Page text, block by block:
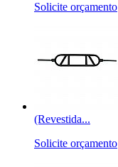
Solicite orçamento
(Revestida...
Solicite orçamento